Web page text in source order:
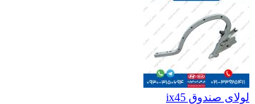
لولای صندوق ix45